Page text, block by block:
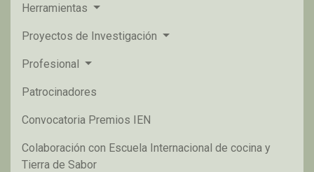
Herramientas
Proyectos de Investigación
Profesional
Patrocinadores
Convocatoria Premios IEN
Colaboración con Escuela Internacional de cocina y
Tierra de Sabor